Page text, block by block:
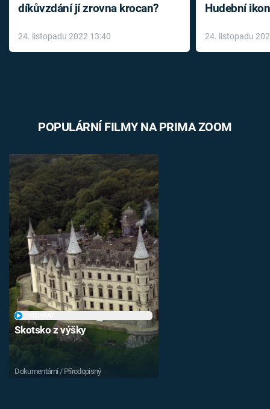
díkůvzdání jí zrovna krocan?
24. listopadu 2022 13:40
Hudební
léky
24. listopadu
POPULÁRNÍ FILMY NA PRIMA ZOOM
Skotsko z výšky
Dokumentární / Přírodopisný